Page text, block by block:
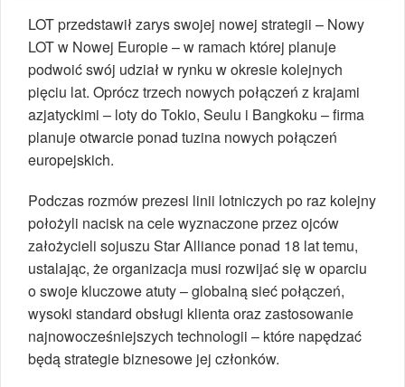
LOT przedstawił zarys swojej nowej strategii – Nowy
LOT w Nowej Europie – w ramach której planuje
podwoić swój udział w rynku w okresie kolejnych
pięciu lat. Oprócz trzech nowych połączeń z krajami
azjatyckimi – loty do Tokio, Seulu i Bangkoku – firma
planuje otwarcie ponad tuzina nowych połączeń
europejskich.
Podczas rozmów prezesi linii lotniczych po raz kolejny
położyli nacisk na cele wyznaczone przez ojców
założycieli sojuszu Star Alliance ponad 18 lat temu,
ustalając, że organizacja musi rozwijać się w oparciu
o swoje kluczowe atuty – globalną sieć połączeń,
wysoki standard obsługi klienta oraz zastosowanie
najnowocześniejszych technologii – które napędzać
będą strategie biznesowe jej członków.